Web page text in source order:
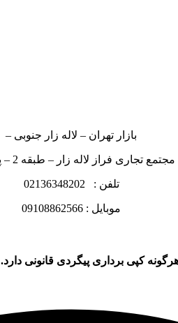
بازار تهران – لاله زار جنوبی –
مجتمع تجاری فراز لاله زار – طبقه 2 – پلاک 57
تلفن : 02136348202
موبایل : 09108862566
کپی برداری پیگردی قانونی دارد.